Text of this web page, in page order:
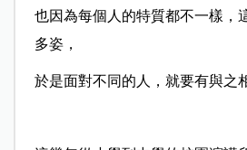
也因為每個人的特質都不一樣，
多姿，
於是面對不同的人，就要有與之